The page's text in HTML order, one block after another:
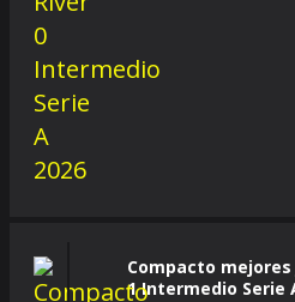
Compacto
1 Intermedio Serie